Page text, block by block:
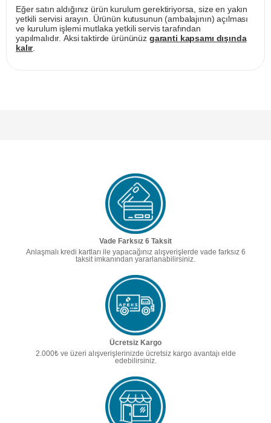
Eğer satın aldığınız ürün kurulum gerektiriyorsa, size en yakın
yetkili servisi arayın. Ürünün kutusunun (ambalajının) açılması
ve kurulum işlemi mutlaka yetkili servis tarafından
yapılmalıdır. Aksi taktirde ürününüz garanti kapsamı dışında
kalır.
Vade Farksız 6 Taksit
Anlaşmalı kredi kartları ile yapacağınız alışverişlerde vade farksız 6
taksit imkanından yararlanabilirsiniz.
Ücretsiz Kargo
2.000₺ ve üzeri alışverişlerinizde ücretsiz kargo avantajı elde
edebilirsiniz.